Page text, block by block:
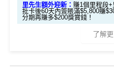
學生信用卡： 首3個月內
以上，賺HK$300現金回贈
*38新會員+成功批卡派出50
里先生額外迎新： 賺1個里程段+
批卡後60天內簽賬滿$5,800賺
分期再賺多$200獎賞錢！
了解
🎁迎新禮遇